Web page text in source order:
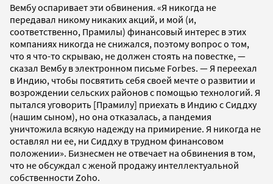
Вембу оспаривает эти обвинения. «Я никогда не
передавал никому никаких акций, и мой (и,
соответственно, Прамилы) финансовый интерес в этих
компаниях никогда не снижался, поэтому вопрос о том,
что я что-то скрываю, не должен стоять на повестке, —
сказал Вембу в электронном письме Forbes. — Я переехал
в Индию, чтобы посвятить себя своей мечте о развитии и
возрождении сельских районов с помощью технологий. Я
пытался уговорить [Прамилу] приехать в Индию с Сиддху
(нашим сыном), но она отказалась, а пандемия
уничтожила всякую надежду на примирение. Я никогда не
оставлял ни ее, ни Сиддху в трудном финансовом
положении». Бизнесмен не отвечает на обвинения в том,
что не обсуждал с женой продажу интеллектуальной
собственности Zoho.